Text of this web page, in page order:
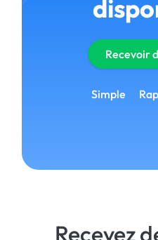
Recevoir
Simple
Recevez